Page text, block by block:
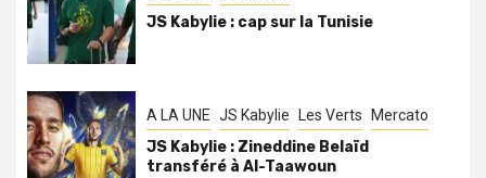
JS Kabylie : cap sur la Tunisie
A LA UNE JS Kabylie Les Verts Mercato
JS Kabylie : Zineddine Belaïd
transféré à Al-Taawoun